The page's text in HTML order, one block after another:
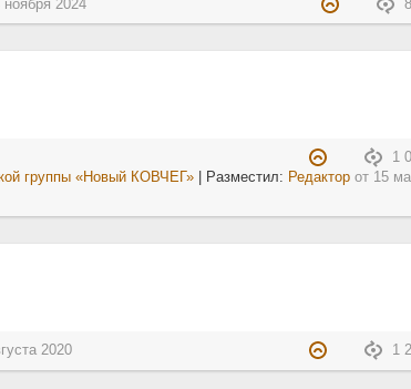
ноября 2024
1
группы «Новый КОВЧЕГ» | Разместил: Редактор от 15
1
2020